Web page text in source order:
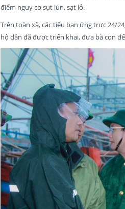
điểm nguy cơ sụt lún, sạt lở.
Trên toàn xã, các tiểu ban ứng trực 24/
hộ dân đã được triển khai, đưa bà con